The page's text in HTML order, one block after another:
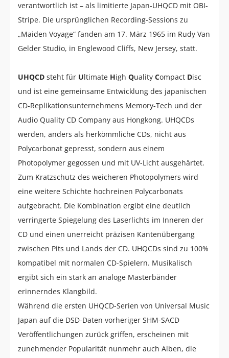
verantwortlich ist – als limitierte Japan-UHQCD mit OBI-
Stripe. Die ursprünglichen Recording-Sessions zu
„Maiden Voyage“ fanden am 17. März 1965 im Rudy Van
Gelder Studio, in Englewood Cliffs, New Jersey, statt.
UHQCD steht für Ultimate High Quality Compact Disc
und ist eine gemeinsame Entwicklung des japanischen
CD-Replikationsunternehmens Memory-Tech und der
Audio Quality CD Company aus Hongkong. UHQCDs
werden, anders als herkömmliche CDs, nicht aus
Polycarbonat gepresst, sondern aus einem
Photopolymer gegossen und mit UV-Licht ausgehärtet.
Zum Kratzschutz des weicheren Photopolymers wird
eine weitere Schichte hochreinen Polycarbonats
aufgebracht. Die Kombination ergibt eine deutlich
verringerte Spiegelung des Laserlichts im Inneren der
CD und einen unerreicht präzisen Kantenübergang
zwischen Pits und Lands der CD. UHQCDs sind zu 100%
kompatibel mit normalen CD-Spielern. Musikalisch
ergibt sich ein stark an analoge Masterbänder
erinnerndes Klangbild.
Während die ersten UHQCD-Serien von Universal Music
Japan auf die DSD-Daten vorheriger SHM-SACD
Veröffentlichungen zurück griffen, erscheinen mit
zunehmender Popularität nunmehr auch Alben, die